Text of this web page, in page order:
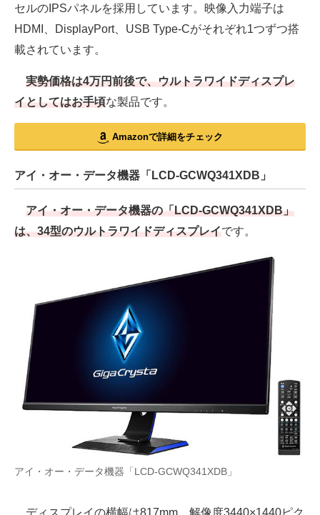
セルのIPSパネルを採用しています。映像入力端子は
HDMI、DisplayPort、USB Type-Cがそれぞれ1つずつ搭
載されています。
実勢価格は4万円前後で、ウルトラワイドディスプレ
イとしてはお手頃な製品です。
Amazonで詳細をチェック
アイ・オー・データ機器「LCD-GCWQ341XDB」
アイ・オー・データ機器の「LCD-GCWQ341XDB」
は、34型のウルトラワイドディスプレイです。
アイ・オー・データ機器「LCD-GCWQ341XDB」